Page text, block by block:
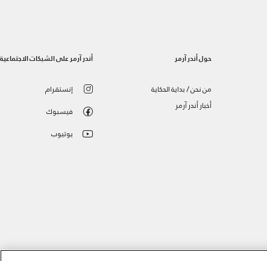
حول أندر آرمر
من نحن / بداية الحكاية
أخبار أندر آرمر
أندر آرمر على الشبكات الاجتماعية
إنستقرام
فيسبوك
يوتيوب